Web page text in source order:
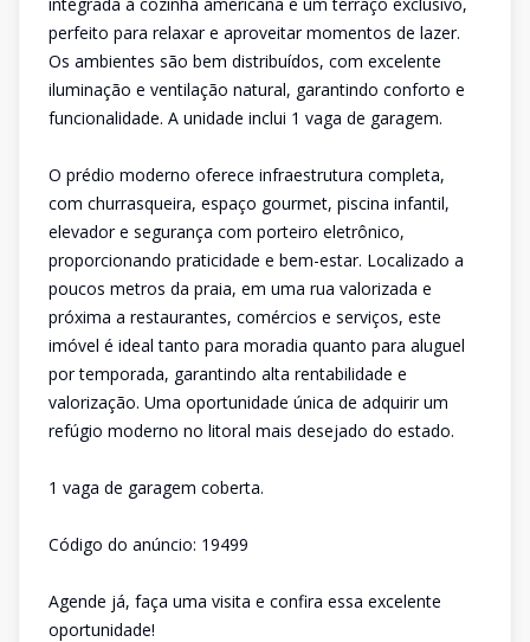
perfeito para relaxar e aproveitar momentos de lazer.
Os ambientes são bem distribuídos, com excelente
iluminação e ventilação natural, garantindo conforto e
funcionalidade. A unidade inclui 1 vaga de garagem.
O prédio moderno oferece infraestrutura completa,
com churrasqueira, espaço gourmet, piscina infantil,
elevador e segurança com porteiro eletrônico,
proporcionando praticidade e bem-estar. Localizado a
poucos metros da praia, em uma rua valorizada e
próxima a restaurantes, comércios e serviços, este
imóvel é ideal tanto para moradia quanto para aluguel
por temporada, garantindo alta rentabilidade e
valorização. Uma oportunidade única de adquirir um
refúgio moderno no litoral mais desejado do estado.
1 vaga de garagem coberta.
Código do anúncio: 19499
Agende já, faça uma visita e confira essa excelente
oportunidade!